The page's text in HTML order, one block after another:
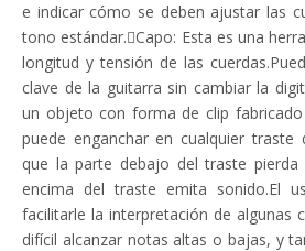
e indicar cómo se deben ajustar las
tono estándar.Capo: Esta es una
longitud y tensión de las
clave de la guitarra sin cambiar la
un objeto con forma de clip
puede enganchar en cualquier traste
que la parte debajo del traste
encima del traste emita sonido.El
facilitarle la interpretación de algunas
difícil alcanzar notas altas o bajas, y